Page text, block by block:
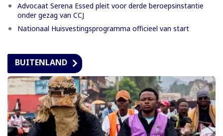
Advocaat Serena Essed pleit voor derde beroepsinstantie
onder gezag van CCJ
Nationaal Huisvestingsprogramma officieel van start
BUITENLAND